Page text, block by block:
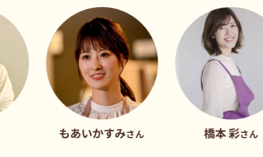
もあいかすみさん さん